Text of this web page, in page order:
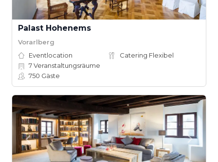
Palast Hohenems
Vorarlberg
Eventlocation
Catering Flexibel
7Veranstaltungsräume
750 Gäste